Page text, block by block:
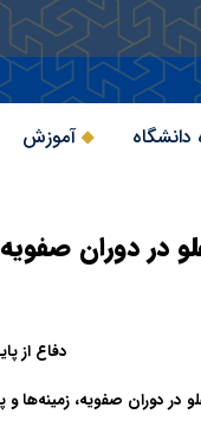
دانشگاه آموزش
در دوران
دفاع از
در دوران صفویه،